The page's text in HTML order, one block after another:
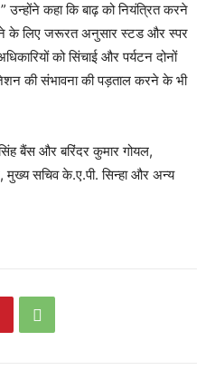
कहा कि बाढ़ को नियंत्रित करने
के लिए जरूरत अनुसार स्टड और स्पर
को सिंचाई और पर्यटन दोनों
की संभावना की पड़ताल करने के भी
बैंस और बरिंदर कुमार गोयल,
सचिव के.ए.पी. सिन्हा और अन्य